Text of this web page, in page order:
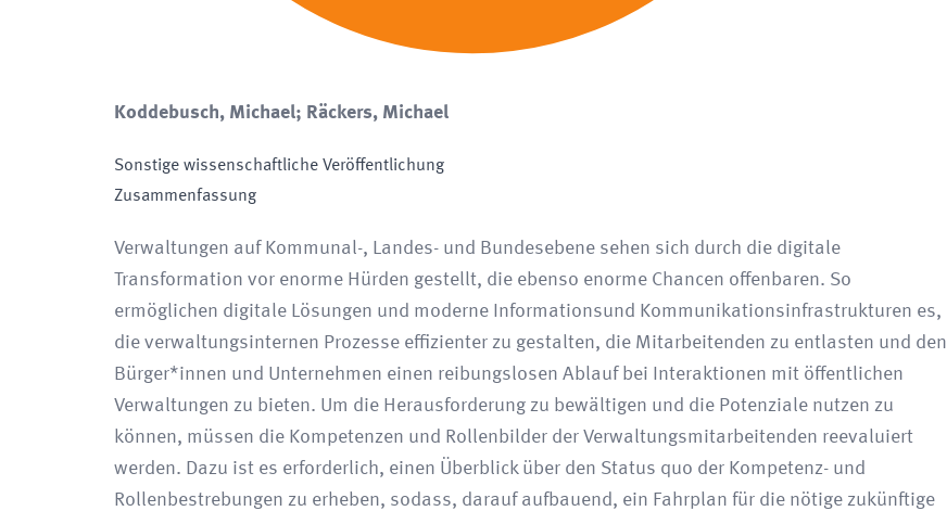
Koddebusch, Michael; Räckers, Michael
Sonstige wissenschaftliche Veröffentlichung
Zusammenfassung
Verwaltungen auf Kommunal-, Landes- und Bundesebene sehen sich durch die digitale
Transformation vor enorme Hürden gestellt, die ebenso enorme Chancen offenbaren. So
ermöglichen digitale Lösungen und moderne Informationsund Kommunikationsinfrastrukturen es,
die verwaltungsinternen Prozesse effizienter zu gestalten, die Mitarbeitenden zu entlasten und den
Bürger*innen und Unternehmen einen reibungslosen Ablauf bei Interaktionen mit öffentlichen
Verwaltungen zu bieten. Um die Herausforderung zu bewältigen und die Potenziale nutzen zu
können, müssen die Kompetenzen und Rollenbilder der Verwaltungsmitarbeitenden reevaluiert
werden. Dazu ist es erforderlich, einen Überblick über den Status quo der Kompetenz- und
Rollenbestrebungen zu erheben, sodass, darauf aufbauend, ein Fahrplan für die nötige zukünftige